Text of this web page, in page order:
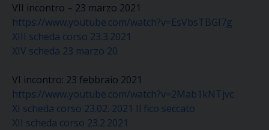
VII incontro – 23 marzo 2021
https://www.youtube.com/watch?v=EsVbsTBGI7g
XIII scheda corso 23.3.2021
XIV scheda 23 marzo 20
VI incontro: 23 febbraio 2021
https://www.youtube.com/watch?v=2Mab1kNTjvc
XI scheda corso 23.02. 2021 Il fico seccato
XII scheda corso 23.2.2021